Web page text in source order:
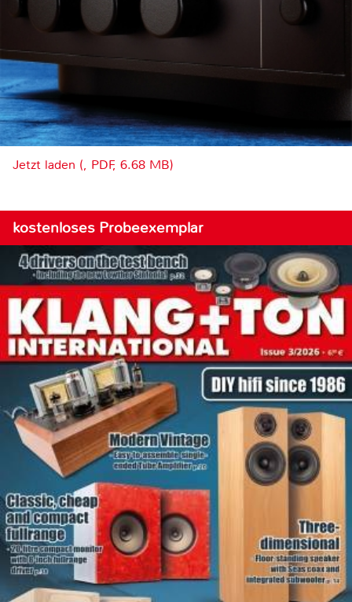
Jetzt laden (, PDF, 6.68 MB)
kostenloses Probeexemplar